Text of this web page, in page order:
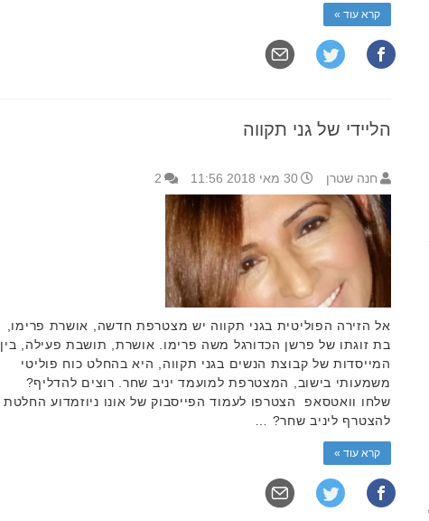
קרא עוד »
הליידי של גני תקווה
חנה שטרן 30 מאי 2018 11:56 2
אל הזירה הפוליטית בגני תקווה יש מצטרפת חדשה, אושרת פרימו,
בת זוגתו של פרשן הכדורגל משה פרימו. אושרת, תושבת פעילה, בין
המייסדות של קבוצת הנשים בגני תקווה, היא בהחלט כוח פוליטי
משמעותי בישוב, המצטרפת למועמד יניב שחר. רוצים להדליף?
שלחו וואטסאפ הצטרפו לעמוד הפייסבוק של אונו ניוזמדוע החלטת
להצטרף ליניב שחר? …
קרא עוד »